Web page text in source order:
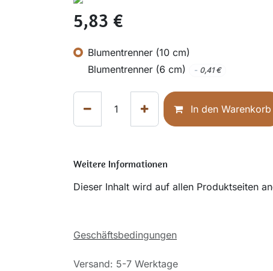
5,83 €
Blumentrenner (10 cm)
Blumentrenner (6 cm)
- 0,41€
In den Warenkorb
Weitere Informationen
Dieser Inhalt wird auf allen Produktseiten
Geschäftsbedingungen
Versand: 5-7 Werktage